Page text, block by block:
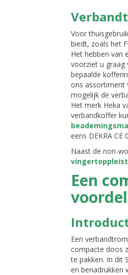
Voor
biedt, zoals het
Het hebben van
voorziet u graag
bepaalde
ons assortiment
mogelijk de
Het merk Heka
verbandkoffer
eens DEKRA CE
Naast de non-
Een
Een
compacte doos
te pakken. In dit
en benadrukken